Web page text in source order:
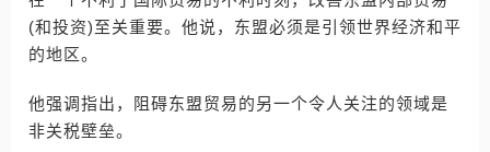
(和投资)至关重要。他说，东盟必须是引领世界经济和平
的地区。
他强调指出，阻碍东盟贸易的另一个令人关注的领域是
非关税壁垒。